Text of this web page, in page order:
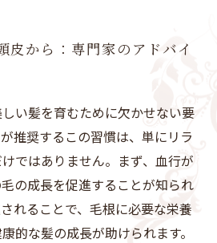
皮から：専門家のアドバイ
い髪を育むために欠かせない要
推奨するこの習慣は、単にリラ
ではありません。まず、血行が
の成長を促進することが知られ
れることで、毛根に必要な栄養
的な髪の成長が助けられます。